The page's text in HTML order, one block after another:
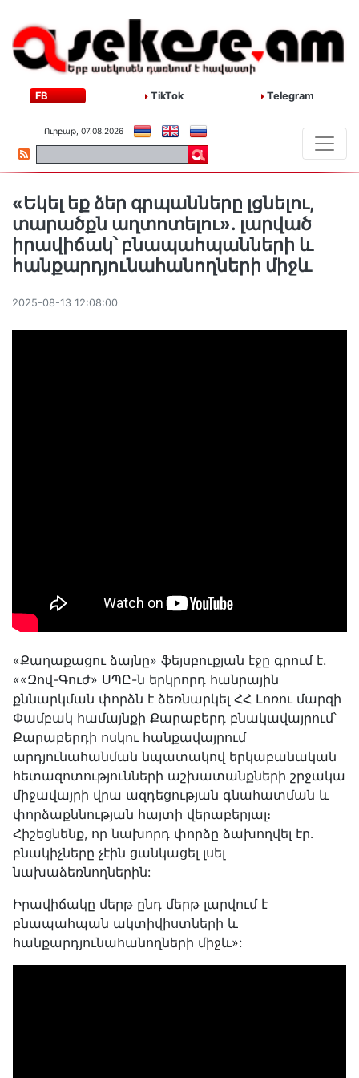
FB TikTok Telegram
Ուրբաթ, 07.08.2026
«Եկել եք ձեր գրպանները լցնելու,
տարածքն աղտոտելու». լարված
իրավիճակ՝ բնապահպանների և
հանքարդյունահանողների միջև
2025-08-13 12:08:00
«Քաղաքացու ձայնը» ֆեյսբուքյան էջը գրում է.
««Զով-Գուժ» ՍՊԸ-ն երկրորդ հանրային
քննարկման փորձն է ձեռնարկել ՀՀ Լոռու մարզի
Փամբակ համայնքի Քարաբերդ բնակավայրում՝
Քարաբերդի ոսկու հանքավայրում
արդյունահանման նպատակով երկաբանական
հետազոտությունների աշխատանքների շրջակա
միջավայրի վրա ազդեցության գնահատման և
փորձաքննության հայտի վերաբերյալ։
Հիշեցնենք, որ նախորդ փորձը ձախողվել էր․
բնակիչները չէին ցանկացել լսել
նախաձեռնողներին:
Իրավիճակը մերթ ընդ մերթ լարվում է
բնապահպան ակտիվիստների և
հանքարդյունահանողների միջև»: